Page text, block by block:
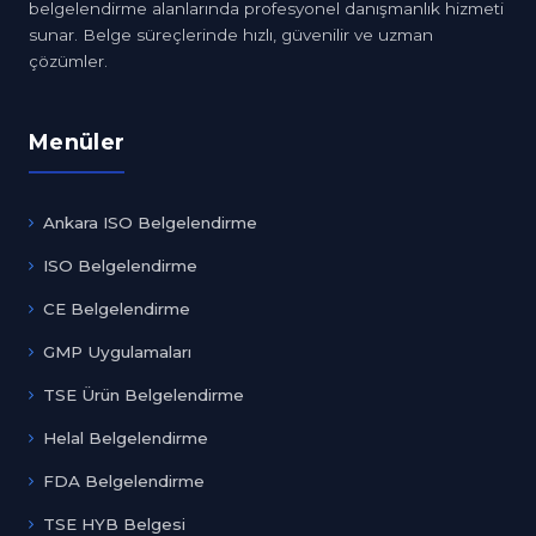
belgelendirme alanlarında profesyonel danışmanlık hizmeti
sunar. Belge süreçlerinde hızlı, güvenilir ve uzman
çözümler.
Menüler
Ankara ISO Belgelendirme
ISO Belgelendirme
CE Belgelendirme
GMP Uygulamaları
TSE Ürün Belgelendirme
Helal Belgelendirme
FDA Belgelendirme
TSE HYB Belgesi